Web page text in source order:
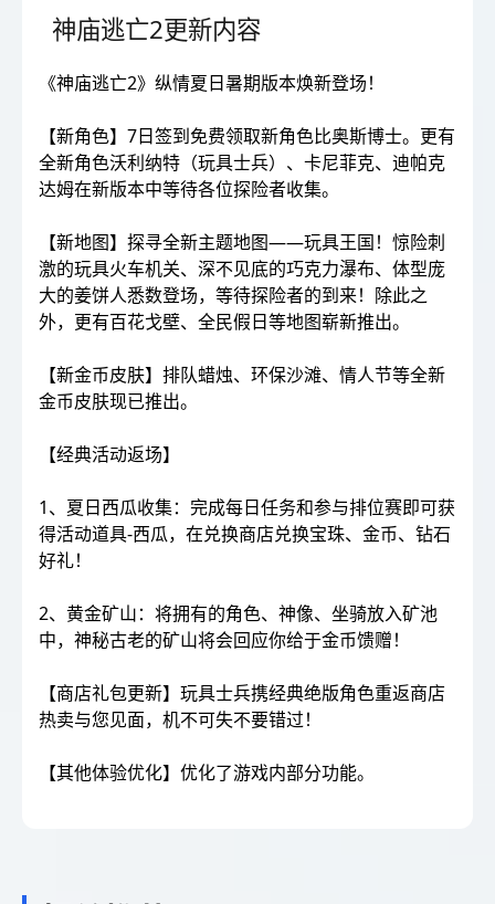
神庙逃亡2更新内容
《神庙逃亡2》纵情夏日暑期版本焕新登场！
【新角色】7日签到免费领取新角色比奥斯博士。更有
全新角色沃利纳特（玩具士兵）、卡尼菲克、迪帕克
达姆在新版本中等待各位探险者收集。
【新地图】探寻全新主题地图——玩具王国！惊险刺
激的玩具火车机关、深不见底的巧克力瀑布、体型庞
大的姜饼人悉数登场，等待探险者的到来！除此之
外，更有百花戈壁、全民假日等地图崭新推出。
【新金币皮肤】排队蜡烛、环保沙滩、情人节等全新
金币皮肤现已推出。
【经典活动返场】
1、夏日西瓜收集：完成每日任务和参与排位赛即可获
得活动道具-西瓜，在兑换商店兑换宝珠、金币、钻石
好礼！
2、黄金矿山：将拥有的角色、神像、坐骑放入矿池
中，神秘古老的矿山将会回应你给于金币馈赠！
【商店礼包更新】玩具士兵携经典绝版角色重返商店
热卖与您见面，机不可失不要错过！
【其他体验优化】优化了游戏内部分功能。